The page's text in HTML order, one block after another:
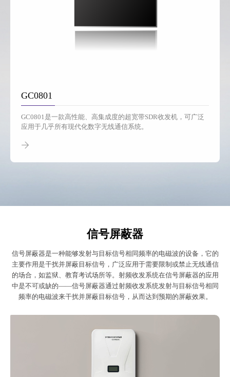
GC0801
GC0801是一款高性能、高集成度的超宽带SDR收发机，可广泛
应用于几乎所有现代化数字无线通信系统。
信号屏蔽器
信号屏蔽器是一种能够发射与目标信号相同频率的电磁波的设备，它的
主要作用是干扰并屏蔽目标信号，广泛应用于需要限制或禁止无线通信
的场合，如监狱、教育考试场所等。射频收发系统在信号屏蔽器的应用
中是不可或缺的——信号屏蔽器通过射频收发系统发射与目标信号相同
频率的电磁波来干扰并屏蔽目标信号，从而达到预期的屏蔽效果。